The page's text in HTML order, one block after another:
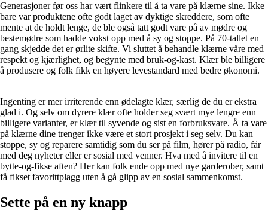
Generasjoner før oss har vært flinkere til å ta vare på klærne sine. Ikke
bare var produktene ofte godt laget av dyktige skreddere, som ofte
mente at de holdt lenge, de ble også tatt godt vare på av mødre og
bestemødre som hadde vokst opp med å sy og stoppe. På 70-tallet en
gang skjedde det er ørlite skifte. Vi sluttet å behandle klærne våre med
respekt og kjærlighet, og begynte med bruk-og-kast. Klær ble billigere
å produsere og folk fikk en høyere levestandard med bedre økonomi.
Ingenting er mer irriterende enn ødelagte klær, særlig de du er ekstra
glad i. Og selv om dyrere klær ofte holder seg svært mye lengre enn
billigere varianter, er klær til syvende og sist en forbruksvare. Å ta vare
på klærne dine trenger ikke være et stort prosjekt i seg selv. Du kan
stoppe, sy og reparere samtidig som du ser på film, hører på radio, får
med deg nyheter eller er sosial med venner. Hva med å invitere til en
bytte-og-fikse aften? Her kan folk ende opp med nye garderober, samt
få fikset favorittplagg uten å gå glipp av en sosial sammenkomst.
Sette på en ny knapp